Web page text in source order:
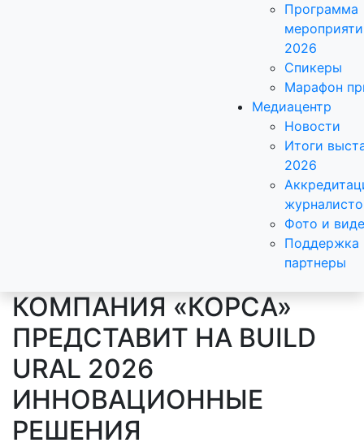
Программа
2026
Спикеры
Марафон
Медиацентр
Новости
Итоги
2026
Фото и
Поддержка
партнеры
КОМПАНИЯ «КОРСА»
ПРЕДСТАВИТ НА BUILD
URAL 2026
ИННОВАЦИОННЫЕ
РЕШЕНИЯ